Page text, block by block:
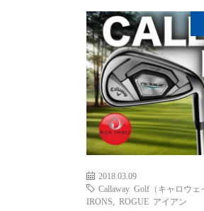
2018.03.09
Callaway Golf（キャロウェ
IRONS
ROGUE アイアン